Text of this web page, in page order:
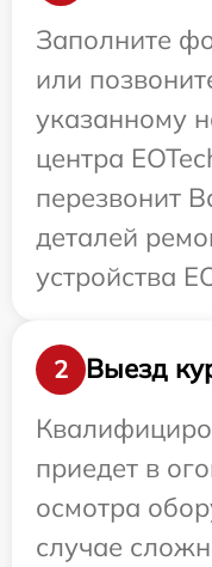
Заполните
или
указанному
центра
перезвонит
деталей
устройства
2
Выезд
приедет в
осмотра
случае